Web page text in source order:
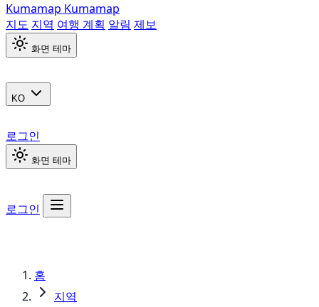
Kumamap Kumamap
지도 지역 여행 계획 알림 제보
화면 테마
KO
로그인
화면 테마
로그인
홈
지역